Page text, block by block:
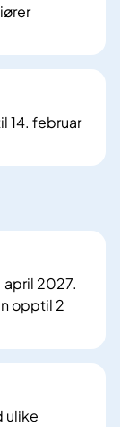
14. februar
april 2027.
opptil 2
ulike